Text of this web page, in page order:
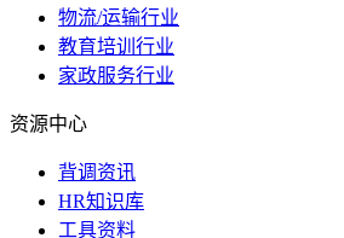
物流/运输行业
教育培训行业
家政服务行业
资源中心
背调资讯
HR知识库
工具资料